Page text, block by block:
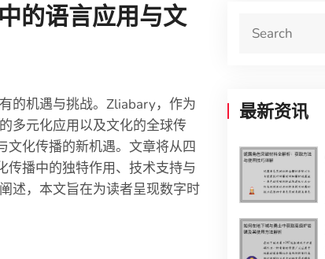
的语言应用与文
的机遇与挑战。Zliabary，作为
多元化应用以及文化的全球传
化传播的新机遇。文章将从四
播中的独特作用、技术支持与
述，本文旨在为读者呈现数字时
最新资讯